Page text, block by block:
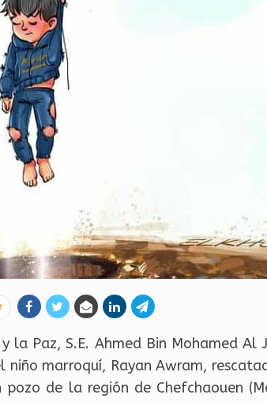
la Paz, S.E. Ahmed Bin Mohamed Al
marroquí, Rayan Awram,
de la región de Chefchaouen